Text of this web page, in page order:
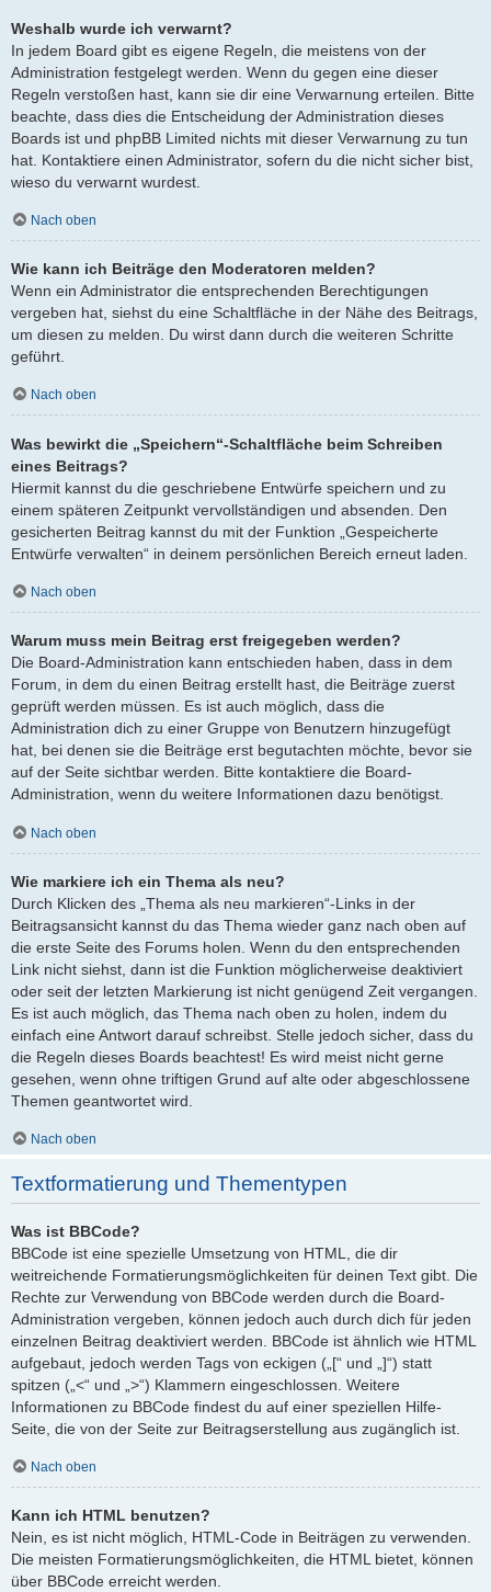
Weshalb wurde ich verwarnt?
In jedem Board gibt es eigene Regeln, die meistens von der
Administration festgelegt werden. Wenn du gegen eine dieser
Regeln verstoßen hast, kann sie dir eine Verwarnung erteilen. Bitte
beachte, dass dies die Entscheidung der Administration dieses
Boards ist und phpBB Limited nichts mit dieser Verwarnung zu tun
hat. Kontaktiere einen Administrator, sofern du die nicht sicher bist,
wieso du verwarnt wurdest.
Nach oben
Wie kann ich Beiträge den Moderatoren melden?
Wenn ein Administrator die entsprechenden Berechtigungen
vergeben hat, siehst du eine Schaltfläche in der Nähe des Beitrags,
um diesen zu melden. Du wirst dann durch die weiteren Schritte
geführt.
Nach oben
Was bewirkt die „Speichern“-Schaltfläche beim Schreiben
eines Beitrags?
Hiermit kannst du die geschriebene Entwürfe speichern und zu
einem späteren Zeitpunkt vervollständigen und absenden. Den
gesicherten Beitrag kannst du mit der Funktion „Gespeicherte
Entwürfe verwalten“ in deinem persönlichen Bereich erneut laden.
Nach oben
Warum muss mein Beitrag erst freigegeben werden?
Die Board-Administration kann entschieden haben, dass in dem
Forum, in dem du einen Beitrag erstellt hast, die Beiträge zuerst
geprüft werden müssen. Es ist auch möglich, dass die
Administration dich zu einer Gruppe von Benutzern hinzugefügt
hat, bei denen sie die Beiträge erst begutachten möchte, bevor sie
auf der Seite sichtbar werden. Bitte kontaktiere die Board-
Administration, wenn du weitere Informationen dazu benötigst.
Nach oben
Wie markiere ich ein Thema als neu?
Durch Klicken des „Thema als neu markieren“-Links in der
Beitragsansicht kannst du das Thema wieder ganz nach oben auf
die erste Seite des Forums holen. Wenn du den entsprechenden
Link nicht siehst, dann ist die Funktion möglicherweise deaktiviert
oder seit der letzten Markierung ist nicht genügend Zeit vergangen.
Es ist auch möglich, das Thema nach oben zu holen, indem du
einfach eine Antwort darauf schreibst. Stelle jedoch sicher, dass du
die Regeln dieses Boards beachtest! Es wird meist nicht gerne
gesehen, wenn ohne triftigen Grund auf alte oder abgeschlossene
Themen geantwortet wird.
Nach oben
Textformatierung und Thementypen
Was ist BBCode?
BBCode ist eine spezielle Umsetzung von HTML, die dir
weitreichende Formatierungsmöglichkeiten für deinen Text gibt. Die
Rechte zur Verwendung von BBCode werden durch die Board-
Administration vergeben, können jedoch auch durch dich für jeden
einzelnen Beitrag deaktiviert werden. BBCode ist ähnlich wie HTML
aufgebaut, jedoch werden Tags von eckigen („[“ und „]“) statt
spitzen („<“ und „>“) Klammern eingeschlossen. Weitere
Informationen zu BBCode findest du auf einer speziellen Hilfe-
Seite, die von der Seite zur Beitragserstellung aus zugänglich ist.
Nach oben
Kann ich HTML benutzen?
Nein, es ist nicht möglich, HTML-Code in Beiträgen zu verwenden.
Die meisten Formatierungsmöglichkeiten, die HTML bietet, können
über BBCode erreicht werden.